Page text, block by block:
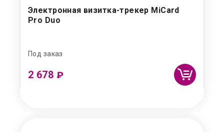
Электронная визитка-трекер MiCard
Pro Duo
Под заказ
2 678 ₽